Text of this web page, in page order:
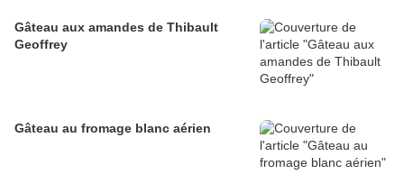
Gâteau aux amandes de Thibault
Geoffrey
Gâteau au fromage blanc aérien